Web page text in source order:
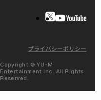
プライバシーポリシー
Copyright © YU-M
Entertainment Inc. All Rights
Reserved.